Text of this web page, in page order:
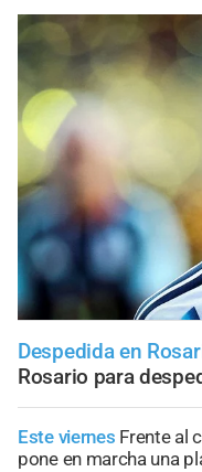
Despedida en
Rosario para
Este viernes Frente al
pone en marcha una